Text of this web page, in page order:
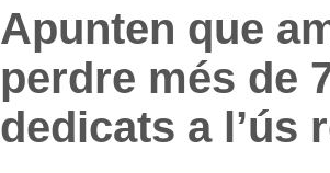
Apunten que
perdre més de
dedicats a l’ús